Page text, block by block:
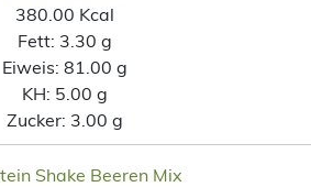
380.00 Kcal
Fett: 3.30 g
Eiweis: 81.00 g
KH: 5.00 g
Zucker: 3.00 g
Shake Beeren Mix